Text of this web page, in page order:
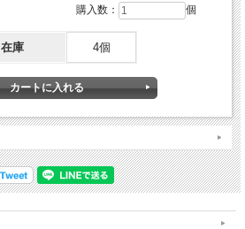
購入数： 個
在庫 4個